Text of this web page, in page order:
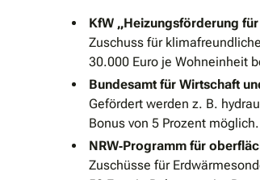
KfW „Heizungsförderung
Zuschuss für
30.000 Euro je Wohneinheit
Bundesamt für Wirtschaft
Gefördert werden z. B.
Bonus von 5 Prozent
NRW‐Programm für
Zuschüsse für